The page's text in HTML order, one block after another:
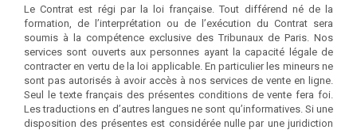
Le Contrat est régi par la loi française. Tout différend né de la
formation, de l’interprétation ou de l’exécution du Contrat sera
soumis à la compétence exclusive des Tribunaux de Paris. Nos
services sont ouverts aux personnes ayant la capacité légale de
contracter en vertu de la loi applicable. En particulier les mineurs ne
sont pas autorisés à avoir accès à nos services de vente en ligne.
Seul le texte français des présentes conditions de vente fera foi.
Les traductions en d’autres langues ne sont qu’informatives. Si une
disposition des présentes est considérée nulle par une juridiction